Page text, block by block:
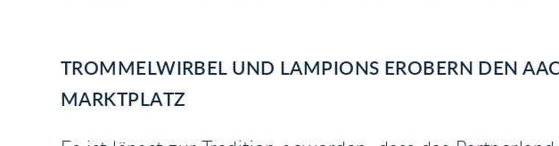
TROMMELWIRBEL UND LAMPIONS EROBERN DEN
MARKTPLATZ